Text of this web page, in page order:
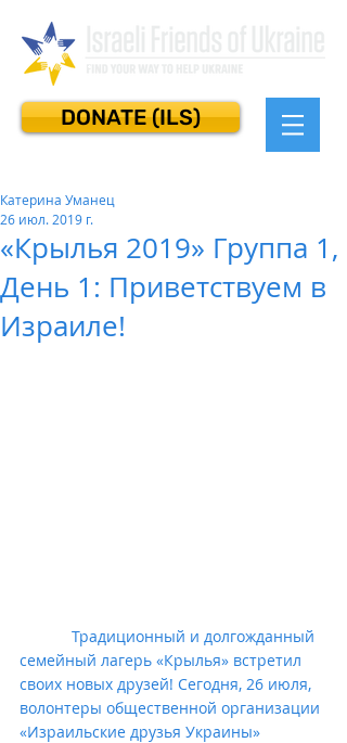
DONATE (ILS)
«Крылья 2019» Группа 1,
День 1: Приветствуем в
Израиле!
Катерина Уманец
26 июл. 2019 г.
семейный лагерь «Крылья» встретил
своих новых друзей! Сегодня, 26 июля,
волонтеры общественной организации
«Израильские друзья Украины»